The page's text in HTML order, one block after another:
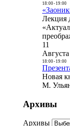
18:00- 19:00
Лекция
11
Августа
18:00- 19:00
Новая
М.
Архивы
Архивы